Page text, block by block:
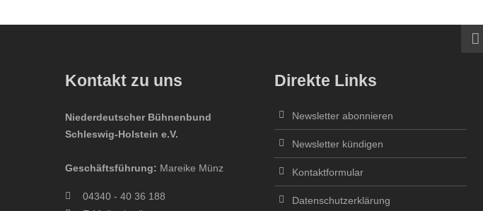
Kontakt zu uns
Niederdeutscher Bühnenbund
Schleswig-Holstein e.V.
Geschäftsführung: Mareike Münz
04340 - 40 36 188
Direkte Links
Newsletter abonnieren
Newsletter kündigen
Kontaktformular
Datenschutzerklärung